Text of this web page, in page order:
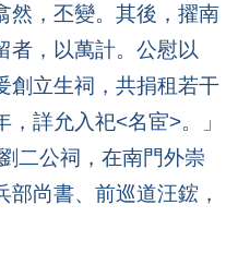
然，丕變。其後，擢南
者，以萬計。公慰以
創立生祠，共捐租若干
詳允入祀<名宦>。
」
二公祠，在南門外崇
尚書、前巡道汪鋐，